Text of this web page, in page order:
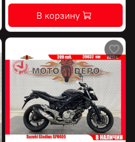
В корзину